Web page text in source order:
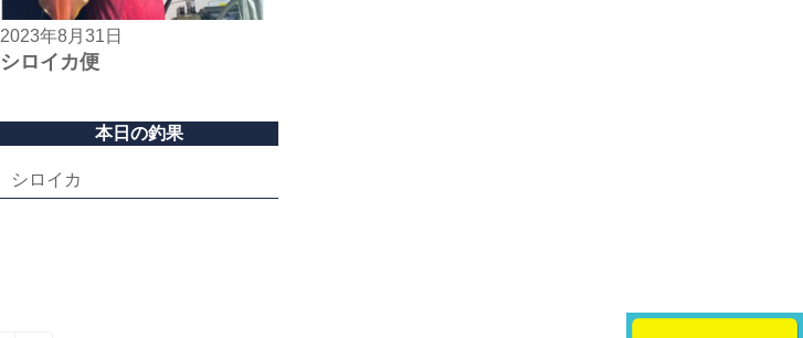
2023年8月31日
シロイカ便
本日の釣果
シロイカ